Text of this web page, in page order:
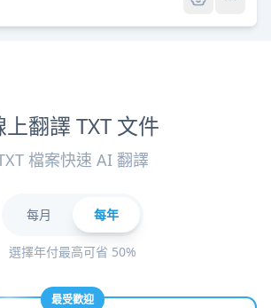
上翻譯 TXT 文件
檔案快速 AI 翻譯
每月 每年
選擇年付最高可省 50%
最受歡迎